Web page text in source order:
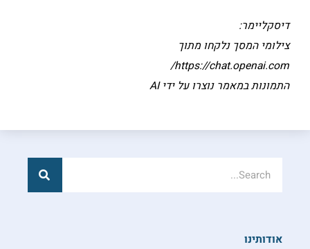
דיסקליימר:
צילומי המסך נלקחו מתוך
https://chat.openai.com/
התמונות במאמר נוצרו על ידי AI
חיפוש
אודותינו